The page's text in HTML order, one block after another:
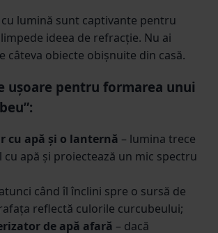
lumină sunt captivante pentru
ideea de refracție. Nu ai
câteva obiecte obișnuite din casă.
ușoare pentru formarea unui
cu apă și o lanternă – lumina trece
apă și proiectează un mic spectru
când îl înclini spre o sursă de
reflectă culorile curcubeului;
de apă afară – dacă